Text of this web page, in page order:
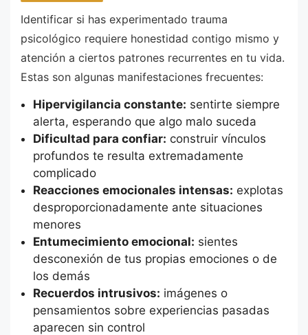
Identificar si has experimentado trauma
psicológico requiere honestidad contigo mismo y
atención a ciertos patrones recurrentes en tu vida.
Estas son algunas manifestaciones frecuentes:
Hipervigilancia constante: sentirte siempre
alerta, esperando que algo malo suceda
Dificultad para confiar: construir vínculos
profundos te resulta extremadamente
complicado
Reacciones emocionales intensas: explotas
desproporcionadamente ante situaciones
menores
Entumecimiento emocional: sientes
desconexión de tus propias emociones o de
los demás
Recuerdos intrusivos: imágenes o
pensamientos sobre experiencias pasadas
aparecen sin control